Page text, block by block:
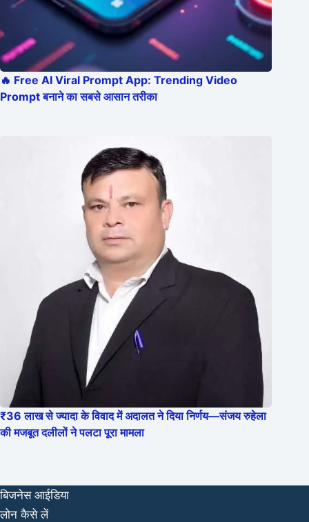
🔥 Free AI Viral Prompt App: Trending Video
Prompt बनाने का सबसे आसान तरीका
₹36 लाख से ज्यादा के विवाद में अदालत ने दिया निर्णय—संजय रुहेला
की मजबूत दलीलों ने पलटा पूरा मामला
बिजनेस आईडिया
लोन कैसे लें